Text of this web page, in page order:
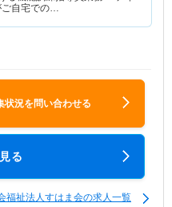
ご自宅での…
状況を問い合わせる
る
福祉法人すはま会の求人一覧